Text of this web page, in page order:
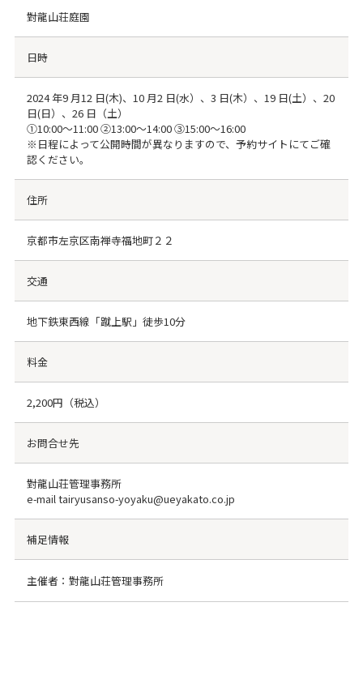
對龍山荘庭園
日時
2024 年9 月12 日(木)、10 月2 日(水）、3 日(木）、19 日(土）、20
日(日）、26 日（土）
①10:00～11:00 ②13:00～14:00 ③15:00～16:00
※日程によって公開時間が異なりますので、予約サイトにてご確
認ください。
住所
京都市左京区南禅寺福地町２２
交通
地下鉄東西線「蹴上駅」徒歩10分
料金
2,200円（税込）
お問合せ先
對龍山荘管理事務所
e-mail tairyusanso-yoyaku@ueyakato.co.jp
補足情報
主催者：對龍山荘管理事務所